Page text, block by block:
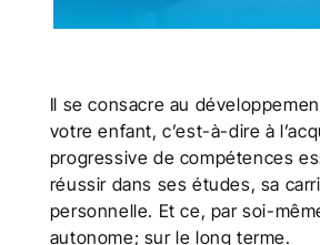
Il se consacre au
votre enfant, c’est-à-dire à
progressive de compétences
réussir dans ses études, sa
personnelle. Et ce, par soi-
autonome; sur le long terme.